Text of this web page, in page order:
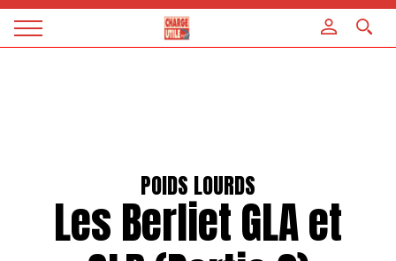
Magazine
POIDS LOURDS
Les Berliet GLA et
Panneau de gestion des cookies